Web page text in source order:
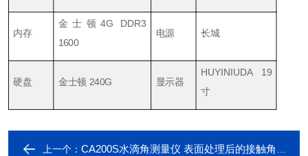
内存
金士顿4G DDR3
1600
电源 长城
硬盘 金士顿 240G 显示器
HUYINIUDA 19
寸
上一个： CA200S水滴角测量仪 表面处理后的接触角测试